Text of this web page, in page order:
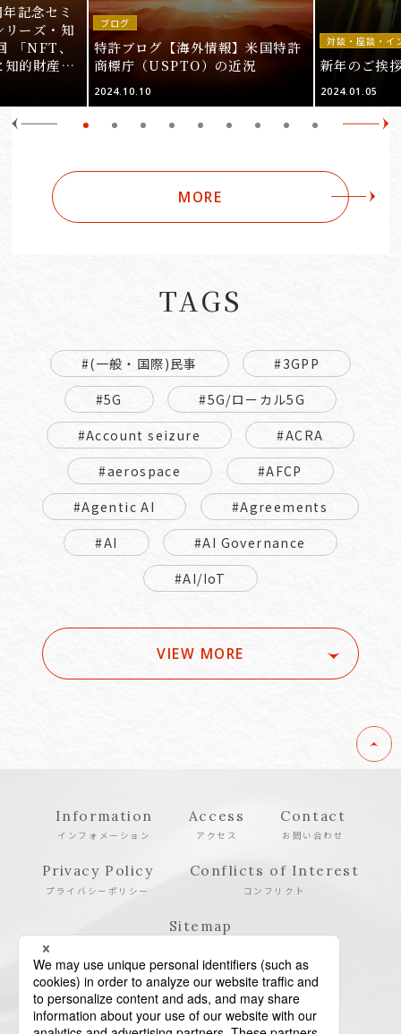
記念セミ
リーズ・知
「NFT、
知的財産
ブログ
特許ブログ【海外情報】米国特許
商標庁（USPTO）の近況
2024.10.10
対談・座談・イ
新年のご挨
2024.01.05
MORE
TAGS
#(一般・国際)民事
#3GPP
#5G
#5G/ローカル5G
#Account seizure
#ACRA
#aerospace
#AFCP
#Agentic AI
#Agreements
#AI
#AI Governance
#AI/IoT
VIEW MORE
Information
インフォメーション
Access
アクセス
Contact
お問い合わせ
Privacy Policy
プライバシーポリシー
Conflicts of Interest
コンフリクト
Sitemap